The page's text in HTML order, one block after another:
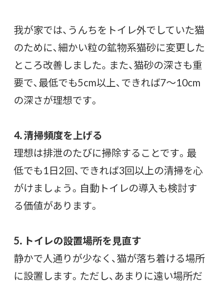
我が家では、うんちをトイレ外でしていた猫
のために、細かい粒の鉱物系猫砂に変更した
ところ改善しました。また、猫砂の深さも重
要で、最低でも5cm以上、できれば7〜10cm
の深さが理想です。
4. 清掃頻度を上げる
理想は排泄のたびに掃除することです。最
低でも1日2回、できれば3回以上の清掃を心
がけましょう。自動トイレの導入も検討す
る価値があります。
5. トイレの設置場所を見直す
静かで人通りが少なく、猫が落ち着ける場所
に設置します。ただし、あまりに遠い場所だ